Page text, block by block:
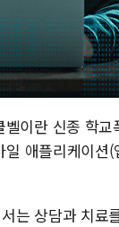
이란 신종 학
애플리케이션
는 상담과 치료